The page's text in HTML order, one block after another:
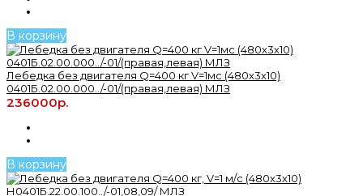
В корзину
Лебедка без двигателя Q=400 кг V=1мс (480х3х10)
0401Б.02.00.000../-01/(правая,левая) МЛЗ
236000р.
В корзину